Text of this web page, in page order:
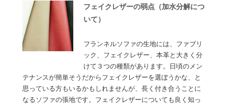
フェイクレザーの弱点（加水分解につ
いて）
フランネルソファの生地には、ファブリ
ック、フェイクレザー、本革と大きく分
けて３つの種類があります。日頃のメン
テナンスが簡単そうだからフェイクレザーを選ぼうかな、と
思っている方もいるかもしれませんが、長く付き合うことに
なるソファの張地です。フェイクレザーについても良く知っ